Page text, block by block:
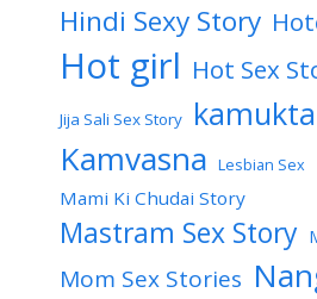
Hindi Sexy Story
Hot girl Hot Sex
Jija Sali Sex Story kamukta
Kamvasna Lesbian Sex
Mami Ki Chudai Story
Mastram Sex Story
Mom Sex Stories